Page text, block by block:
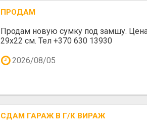
ПРОДАМ
Продам новую сумку под замшу.
29х22 см. Тел +370 630 13930
2026/08/05
СДАМ ГАРАЖ В Г/К ВИРАЖ